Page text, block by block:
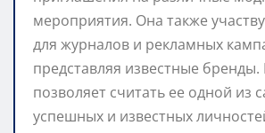
мероприятия. Она также
для журналов и рекламных
представляя известные бренды.
позволяет считать ее одной из
успешных и известных